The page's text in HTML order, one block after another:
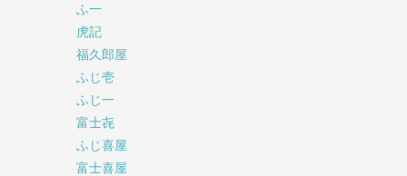
ふ一
虎記
福久郎屋
ふじ壱
ふじ一
富士㐂
ふじ喜屋
富士喜屋